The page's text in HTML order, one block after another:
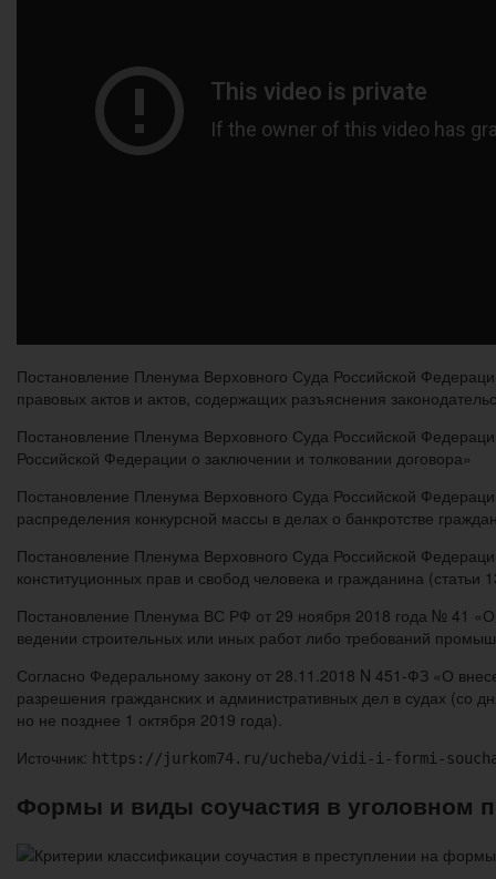
Постановление Пленума Верховного Суда Российской
правовых актов и актов, содержащих разъяснения
Постановление Пленума Верховного Суда Российской
Российской Федерации о заключении и толковании договора»
Постановление Пленума Верховного Суда Российской
распределения конкурсной массы в делах о банкротстве
Постановление Пленума Верховного Суда Российской
конституционных прав и свобод человека и гражданина
Постановление Пленума ВС РФ от 29 ноября 2018 года № 41 «О
ведении строительных или иных работ либо требований
Согласно Федеральному закону от 28.11.2018 N 451-ФЗ «О
разрешения гражданских и административных дел в судах (со
но не позднее 1 октября 2019 года).
Источник: https://jurkom74.ru/ucheba/vidi-i-formi-
Формы и виды соучастия в уголовном